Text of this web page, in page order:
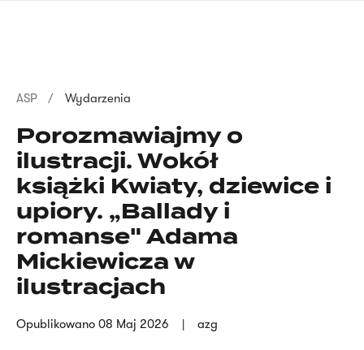
Ścieżka
nawigacyjna
ASP Wydarzenia
Porozmawiajmy o
ilustracji. Wokół
książki Kwiaty, dziewice i
upiory. „Ballady i
romanse" Adama
Mickiewicza w
ilustracjach
Opublikowano 08 Maj 2026 azg